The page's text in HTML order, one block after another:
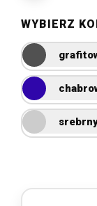
WYBIERZ